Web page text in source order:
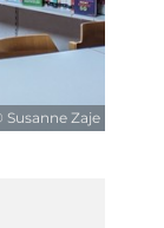
Susanne Zaje